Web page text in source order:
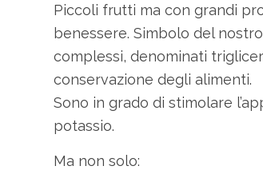
Piccoli frutti ma con grandi
benessere. Simbolo del
complessi, denominati
conservazione degli alimenti.
Sono in grado di stimolare
potassio.
Ma non solo: